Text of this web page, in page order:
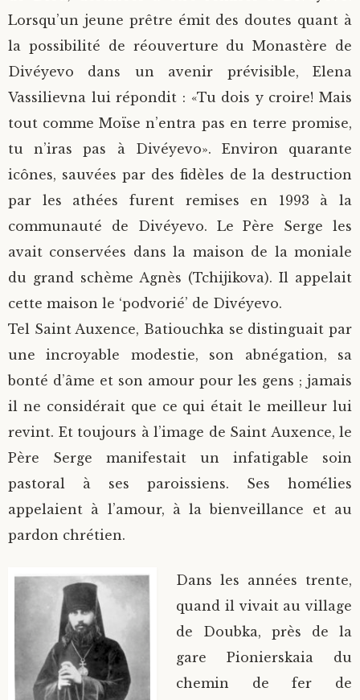
Lorsqu’un jeune prêtre émit des doutes quant à
la possibilité de réouverture du Monastère de
Divéyevo dans un avenir prévisible, Elena
Vassilievna lui répondit : «Tu dois y croire! Mais
tout comme Moïse n’entra pas en terre promise,
tu n’iras pas à Divéyevo». Environ quarante
icônes, sauvées par des fidèles de la destruction
par les athées furent remises en 1993 à la
communauté de Divéyevo. Le Père Serge les
avait conservées dans la maison de la moniale
du grand schème Agnès (Tchijikova). Il appelait
cette maison le ‘podvorié’ de Divéyevo.
Tel Saint Auxence, Batiouchka se distinguait par
une incroyable modestie, son abnégation, sa
bonté d’âme et son amour pour les gens ; jamais
il ne considérait que ce qui était le meilleur lui
revint. Et toujours à l’image de Saint Auxence, le
Père Serge manifestait un infatigable soin
pastoral à ses paroissiens. Ses homélies
appelaient à l’amour, à la bienveillance et au
pardon chrétien.
Dans les années trente,
quand il vivait au village
de Doubka, près de la
gare Pionierskaia du
chemin de fer de